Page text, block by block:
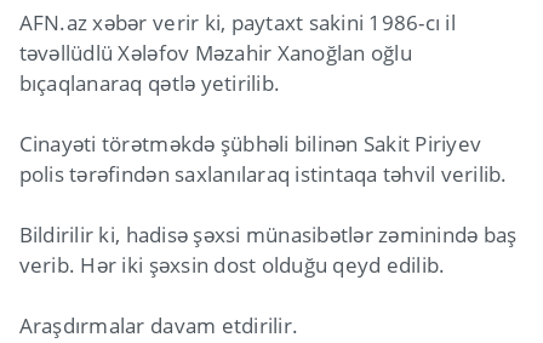
AFN.az xəbər verir ki, paytaxt sakini 1986-cı il
təvəllüdlü Xələfov Məzahir Xanoğlan oğlu
bıçaqlanaraq qətlə yetirilib.
Cinayəti törətməkdə şübhəli bilinən Sakit Piriyev
polis tərəfindən saxlanılaraq istintaqa təhvil verilib.
Bildirilir ki, hadisə şəxsi münasibətlər zəminində baş
verib. Hər iki şəxsin dost olduğu qeyd edilib.
Araşdırmalar davam etdirilir.